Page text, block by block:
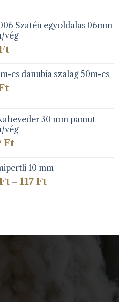
Szatén egyoldalas 06mm
vég
es danubia szalag 50m-es
30 mm pamut
vég
Ft
10 mm
– 117FtÁrtartomány: